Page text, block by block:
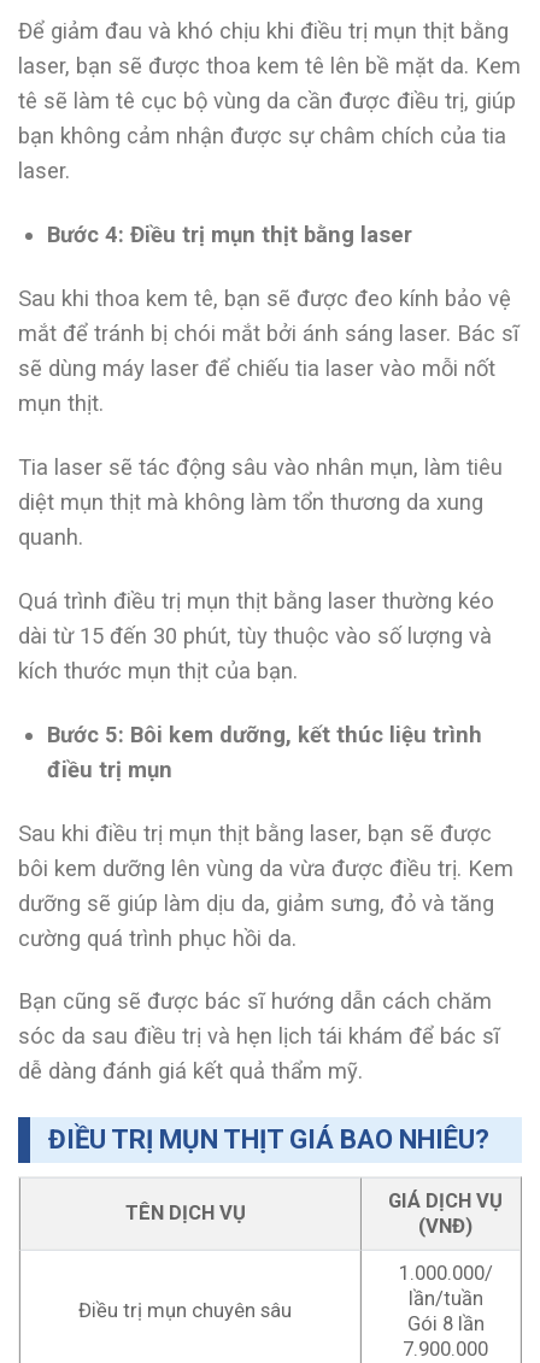
Để giảm đau và khó chịu khi điều trị mụn thịt bằng
laser, bạn sẽ được thoa kem tê lên bề mặt da. Kem
tê sẽ làm tê cục bộ vùng da cần được điều trị, giúp
bạn không cảm nhận được sự châm chích của tia
laser.
Bước 4: Điều trị mụn thịt bằng laser
Sau khi thoa kem tê, bạn sẽ được đeo kính bảo vệ
mắt để tránh bị chói mắt bởi ánh sáng laser. Bác sĩ
sẽ dùng máy laser để chiếu tia laser vào mỗi nốt
mụn thịt.
Tia laser sẽ tác động sâu vào nhân mụn, làm tiêu
diệt mụn thịt mà không làm tổn thương da xung
quanh.
Quá trình điều trị mụn thịt bằng laser thường kéo
dài từ 15 đến 30 phút, tùy thuộc vào số lượng và
kích thước mụn thịt của bạn.
Bước 5: Bôi kem dưỡng, kết thúc liệu trình
điều trị mụn
Sau khi điều trị mụn thịt bằng laser, bạn sẽ được
bôi kem dưỡng lên vùng da vừa được điều trị. Kem
dưỡng sẽ giúp làm dịu da, giảm sưng, đỏ và tăng
cường quá trình phục hồi da.
Bạn cũng sẽ được bác sĩ hướng dẫn cách chăm
sóc da sau điều trị và hẹn lịch tái khám để bác sĩ
dễ dàng đánh giá kết quả thẩm mỹ.
ĐIỀU TRỊ MỤN THỊT GIÁ BAO NHIÊU?
TÊN DỊCH VỤ
GIÁ DỊCH VỤ
(VNĐ)
Điều trị mụn chuyên sâu
1.000.000/
lần/tuần
Gói 8 lần
7.900.000